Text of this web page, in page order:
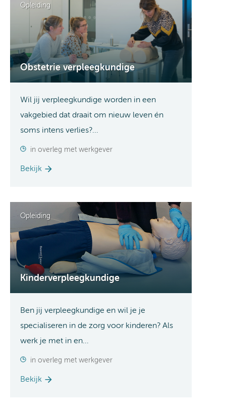
Opleiding
Obstetrie verpleegkundige
Wil jij verpleegkundige worden in een
vakgebied dat draait om nieuw leven én
soms intens verlies?...
in overleg met werkgever
Bekijk
Opleiding
Kinderverpleegkundige
Ben jij verpleegkundige en wil je je
specialiseren in de zorg voor kinderen? Als
werk je met in en...
in overleg met werkgever
Bekijk